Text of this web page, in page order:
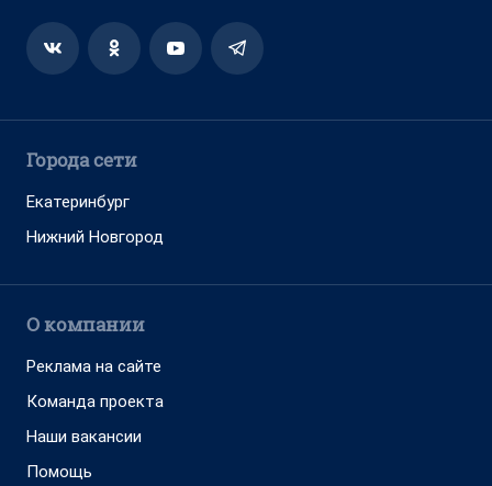
Города сети
Екатеринбург
Нижний Новгород
О компании
Реклама на сайте
Команда проекта
Наши вакансии
Помощь